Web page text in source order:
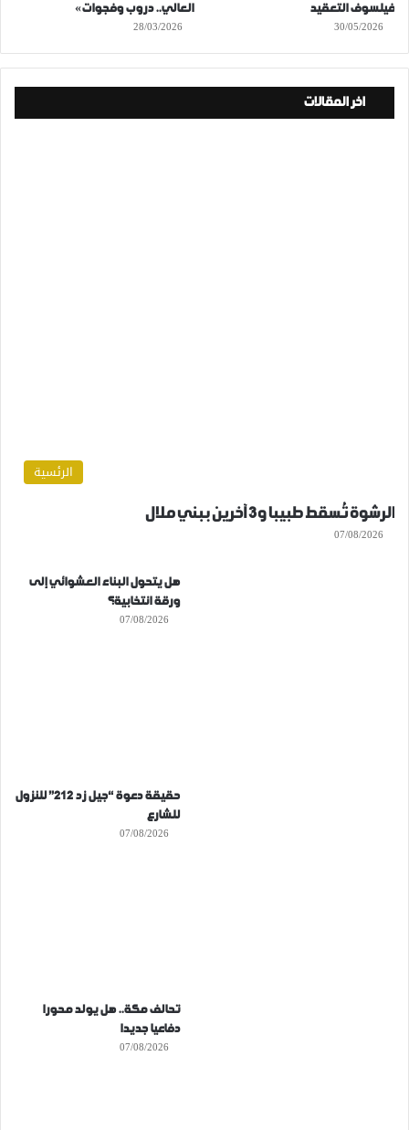
فيلسوف التعقيد
30/05/2026
العالي.. دروب وفجوات»
28/03/2026
اخر المقالات
الرئسية
الرشوة تُسقط طبيبا و3 آخرين ببني ملال
07/08/2026
هل يتحول البناء العشوائي إلى
ورقة انتخابية؟
07/08/2026
حقيقة دعوة “جيل زد 212” للنزول
للشارع
07/08/2026
تحالف مكة.. هل يولد محورا
دفاعيا جديدا
07/08/2026